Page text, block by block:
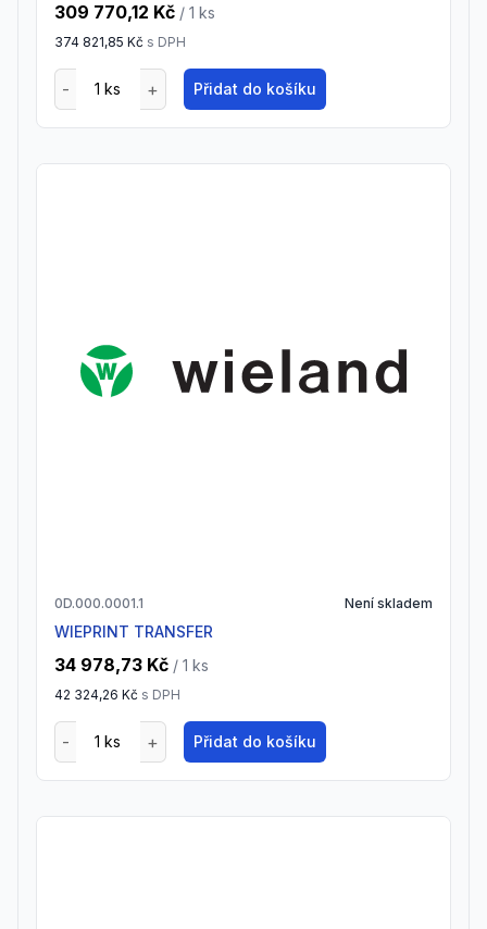
309 770,12 Kč / 1 ks
374 821,85 Kč s DPH
Přidat do košíku
0D.000.0001.1 Není skladem
WIEPRINT TRANSFER
34 978,73 Kč / 1 ks
42 324,26 Kč s DPH
Přidat do košíku